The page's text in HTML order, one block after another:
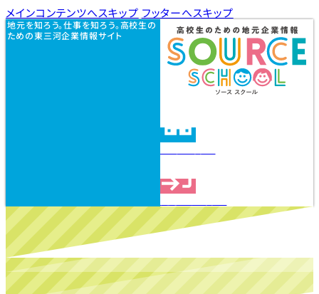
メインコンテンツへスキップ フッターへスキップ
地元を知ろう。仕事を知ろう。高校生の
ための東三河企業情報サイト